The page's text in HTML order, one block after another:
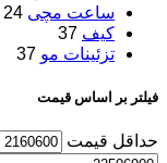
ساعت مچی 24
کیف 37
تزئینات مو 37
فیلتر بر اساس قیمت
حداقل قیمت